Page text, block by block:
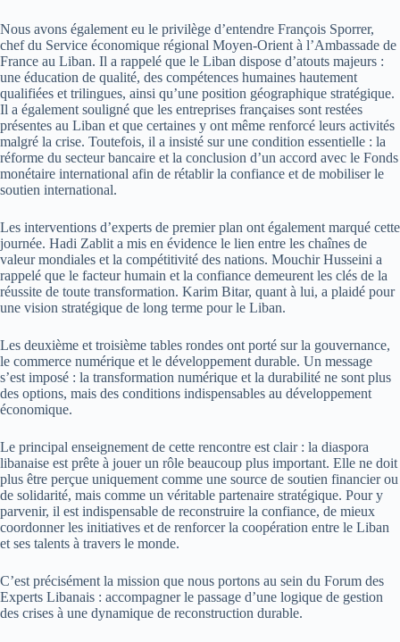
Nous avons également eu le privilège d’entendre François Sporrer,
chef du Service économique régional Moyen-Orient à l’Ambassade de
France au Liban. Il a rappelé que le Liban dispose d’atouts majeurs :
une éducation de qualité, des compétences humaines hautement
qualifiées et trilingues, ainsi qu’une position géographique stratégique.
Il a également souligné que les entreprises françaises sont restées
présentes au Liban et que certaines y ont même renforcé leurs activités
malgré la crise. Toutefois, il a insisté sur une condition essentielle : la
réforme du secteur bancaire et la conclusion d’un accord avec le Fonds
monétaire international afin de rétablir la confiance et de mobiliser le
soutien international.
Les interventions d’experts de premier plan ont également marqué cette
journée. Hadi Zablit a mis en évidence le lien entre les chaînes de
valeur mondiales et la compétitivité des nations. Mouchir Husseini a
rappelé que le facteur humain et la confiance demeurent les clés de la
réussite de toute transformation. Karim Bitar, quant à lui, a plaidé pour
une vision stratégique de long terme pour le Liban.
Les deuxième et troisième tables rondes ont porté sur la gouvernance,
le commerce numérique et le développement durable. Un message
s’est imposé : la transformation numérique et la durabilité ne sont plus
des options, mais des conditions indispensables au développement
économique.
Le principal enseignement de cette rencontre est clair : la diaspora
libanaise est prête à jouer un rôle beaucoup plus important. Elle ne doit
plus être perçue uniquement comme une source de soutien financier ou
de solidarité, mais comme un véritable partenaire stratégique. Pour y
parvenir, il est indispensable de reconstruire la confiance, de mieux
coordonner les initiatives et de renforcer la coopération entre le Liban
et ses talents à travers le monde.
C’est précisément la mission que nous portons au sein du Forum des
Experts Libanais : accompagner le passage d’une logique de gestion
des crises à une dynamique de reconstruction durable.